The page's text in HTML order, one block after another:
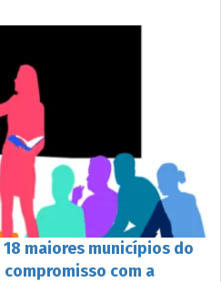
18 maiores municípios do
com a